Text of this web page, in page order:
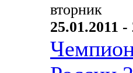
вторник
25.01.2011 -